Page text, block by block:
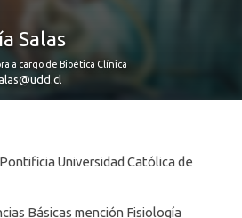
Salas
a cargo de Bioética Clínica
Universidad Católica de
Básicas mención Fisiología